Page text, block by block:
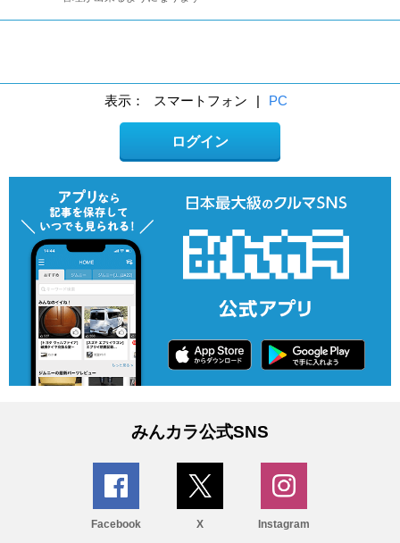
表示： スマートフォン | PC
ログイン
みんカラ公式SNS
Facebook X Instagram